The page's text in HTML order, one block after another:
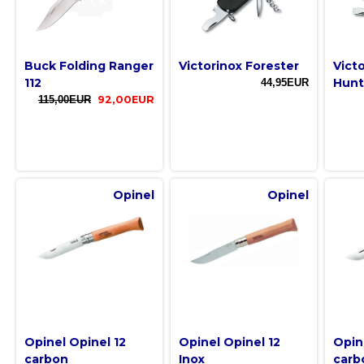
Buck Folding Ranger
112
115,00EUR 92,00EUR
Victorinox Forester
44,95EUR
Opinel
Opinel Opinel 12
carbon
Opinel
Opinel Opinel 12
Inox